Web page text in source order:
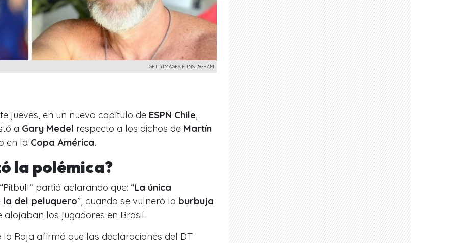
GETTYIMAGES E INSTAGRAM
jueves, en un nuevo capítulo de ESPN Chile
a Gary Medel respecto a los dichos de Martín
en la Copa América.
la polémica?
partió aclarando que: “La única
la del peluquero”, cuando se vulneró la burbuja
alojaban los jugadores en Brasil.
la Roja afirmó que las declaraciones del DT